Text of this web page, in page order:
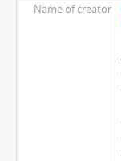
Name of creator